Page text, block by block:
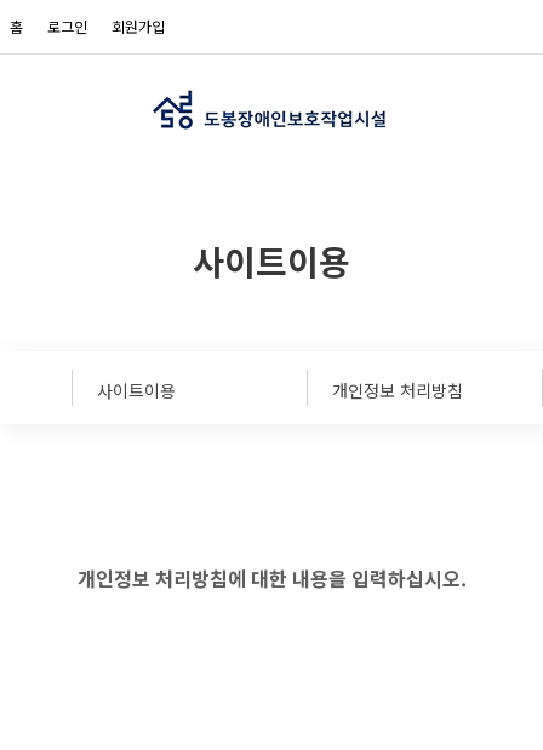
홈 로그인 회원가입
사이트이용
사이트이용 개인정보 처리방침
개인정보 처리방침에 대한 내용을 입력하십시오.